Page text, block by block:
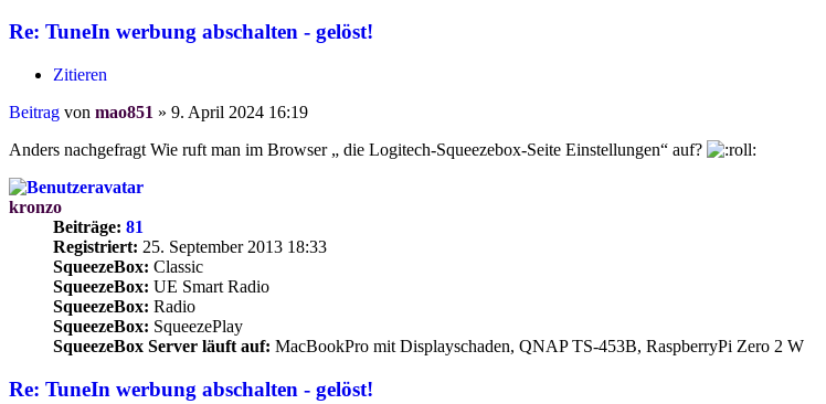
Re: TuneIn werbung abschalten - gelöst!
Zitieren
Beitrag von mao851 » 9. April 2024 16:19
Anders nachgefragt Wie ruft man im Browser „ die Logitech-Squeezebox-Seite Einstellungen“ auf?
kronzo
Beiträge: 81
Registriert: 25. September 2013 18:33
SqueezeBox: Classic
SqueezeBox: UE Smart Radio
SqueezeBox: Radio
SqueezeBox: SqueezePlay
SqueezeBox Server läuft auf: MacBookPro mit Displayschaden, QNAP TS-453B, RaspberryPi Zero 2 W
Re: TuneIn werbung abschalten - gelöst!